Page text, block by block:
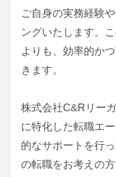
ご自身の実務経験
ングいたします。
よりも、効率的か
きます。
株式会社C&Rリー
に特化した転職エ
的なサポートを行
の転職をお考えの